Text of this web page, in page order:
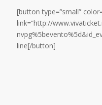
[button type=”small”
link=”http://
line[/button]